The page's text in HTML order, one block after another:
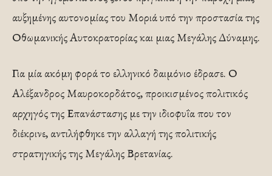
αυξημένης αυτονομίας του Μοριά υπό την προστασία της
Οθωμανικής Αυτοκρατορίας και μιας Μεγάλης Δύναμης.
Για μία ακόμη φορά το ελληνικό δαιμόνιο έδρασε. Ο
Αλέξανδρος Μαυροκορδάτος, προικισμένος πολιτικός
αρχηγός της Επανάστασης με την ιδιοφυΐα που τον
διέκρινε, αντιλήφθηκε την αλλαγή της πολιτικής
στρατηγικής της Μεγάλης Βρετανίας.